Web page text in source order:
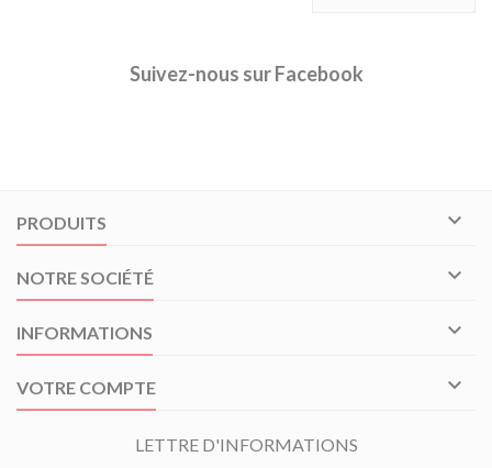
Suivez-nous sur Facebook
PRODUITS 
NOTRE SOCIÉTÉ 
INFORMATIONS 
VOTRE COMPTE 
LETTRE D'INFORMATIONS